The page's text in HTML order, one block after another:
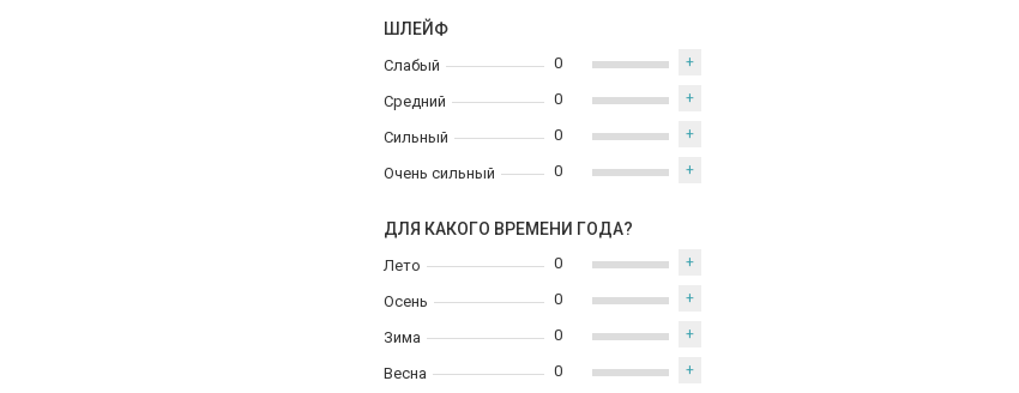
ШЛЕЙФ
Слабый
Средний
Сильный
Очень сильный
0 +
0 +
0 +
0 +
ДЛЯ КАКОГО ВРЕМЕНИ ГОДА?
Лето
Осень
Зима
Весна
0 +
0 +
0 +
0 +